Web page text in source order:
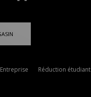
Entreprise Réduction étudiant